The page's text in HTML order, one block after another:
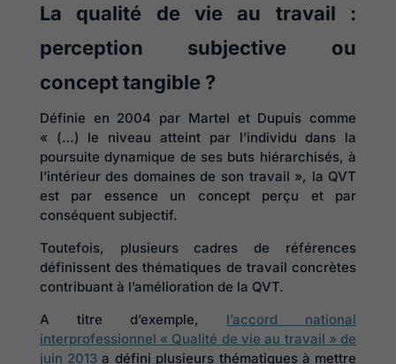
La qualité de vie au travail :
perception subjective ou
concept tangible ?
Définie en 2004 par Martel et Dupuis comme
« (…) le niveau atteint par l’individu dans la
poursuite dynamique de ses buts hiérarchisés, à
l’intérieur des domaines de son travail », la QVT
est par essence un concept perçu et par
conséquent subjectif.
Toutefois, plusieurs cadres de références
définissent des thématiques de travail concrètes
contribuant à l’amélioration de la QVT.
A titre d’exemple, l’accord national
interprofessionnel « Qualité de vie au travail » de
juin 2013 a défini plusieurs thématiques à mettre